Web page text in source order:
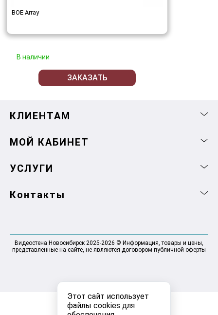
Этот сайт использует
файлы cookies для
BOE Array
В наличии
ЗАКАЗАТЬ
КЛИЕНТАМ
МОЙ КАБИНЕТ
УСЛУГИ
Контакты
Видеостена Новосибирск 2025-2026 © Информация, товары и цены,
представленные на сайте, не являются договором публичной оферты